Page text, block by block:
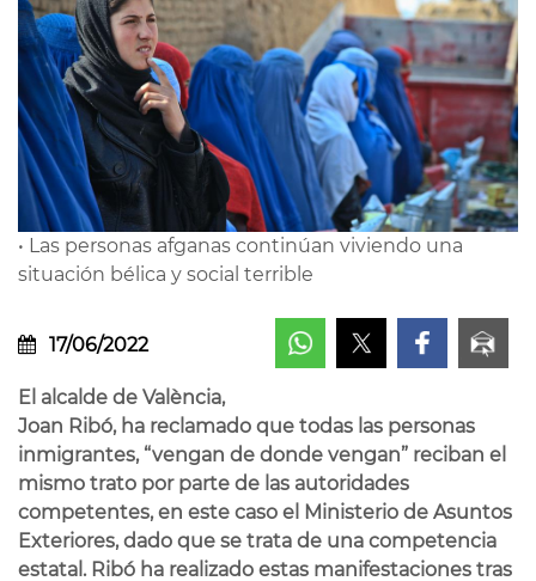
• Las personas afganas continúan viviendo una
situación bélica y social terrible
17/06/2022
El alcalde de València,
Joan Ribó, ha reclamado que todas las personas
inmigrantes, “vengan de donde vengan” reciban el
mismo trato por parte de las autoridades
competentes, en este caso el Ministerio de Asuntos
Exteriores, dado que se trata de una competencia
estatal. Ribó ha realizado estas manifestaciones tras